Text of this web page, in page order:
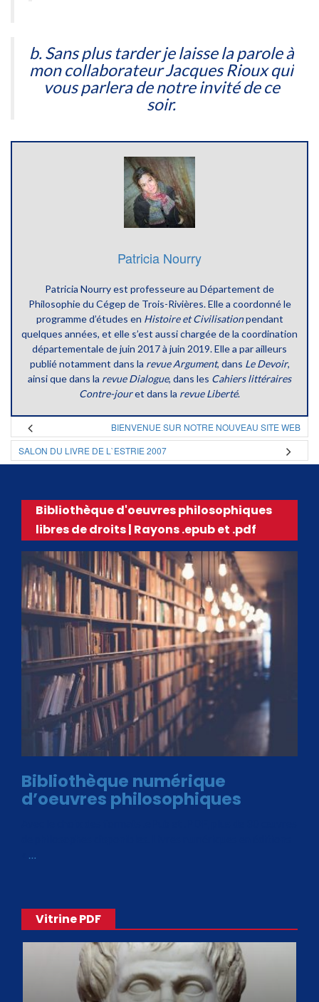
b. Sans plus tarder je laisse la parole à
mon collaborateur Jacques Rioux qui
vous parlera de notre invité de ce
soir.
Patricia Nourry
Patricia Nourry est professeureau Département de
Philosophie du Cégep de Trois-Rivières. Elle a coordonné le
programme d’études en Histoire et Civilisationpendant
quelques années, et elle s’est aussi chargée de la coordination
départementale de juin 2017 à juin 2019. Elle a par ailleurs
publié notamment dans la revue Argument, dans Le Devoir,
ainsi que dans la revue Dialogue, dans les Cahiers littéraires
Contre-jouret dans la revue Liberté.
BIENVENUE SUR NOTRE NOUVEAU SITE WEB
SALON DU LIVRE DE L`ESTRIE 2007
Bibliothèque d'oeuvres philosophiques
libres de droits | Rayons .epub et .pdf
Bibliothèque numérique
d’oeuvres philosophiques
…
Vitrine PDF